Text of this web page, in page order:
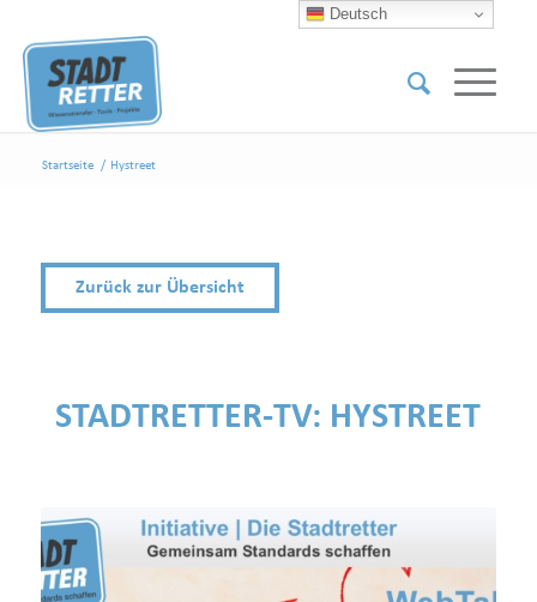
Startseite / Hystreet
Zurück zur Übersicht
STADTRETTER-TV: HYSTREET
Deutsch